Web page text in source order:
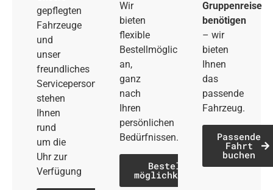
gepflegten
Fahrzeuge
und
unser
freundliches
Servicepersonal
stehen
Ihnen
rund
um die
Uhr zur
Verfügung
Wir
bieten
flexible
Bestellmöglichkeiten
an,
ganz
nach
Ihren
persönlichen
Bedürfnissen.
Bestell­
möglichkeiten
Gruppenreise
benötigen
– wir
bieten
Ihnen
das
passende
Fahrzeug.
Passende
Fahrt
buchen